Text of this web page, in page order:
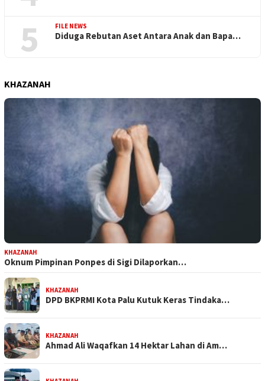
5 FILE NEWS
Diduga Rebutan Aset Antara Anak dan Bapa…
KHAZANAH
KHAZANAH
Oknum Pimpinan Ponpes di Sigi Dilaporkan…
KHAZANAH
DPD BKPRMI Kota Palu Kutuk Keras Tindaka…
KHAZANAH
Ahmad Ali Waqafkan 14 Hektar Lahan di Am…